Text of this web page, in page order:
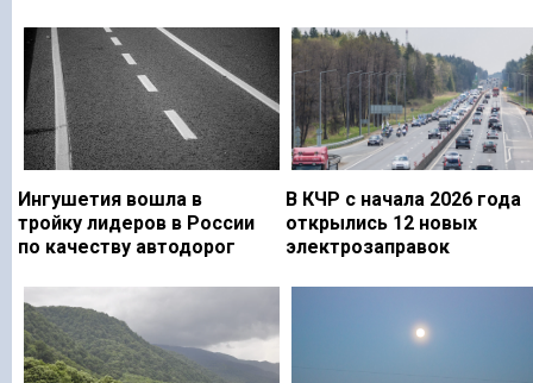
Ингушетия вошла в
тройку лидеров в России
по качеству автодорог
В КЧР с начала 2026 года
открылись 12 новых
электрозаправок